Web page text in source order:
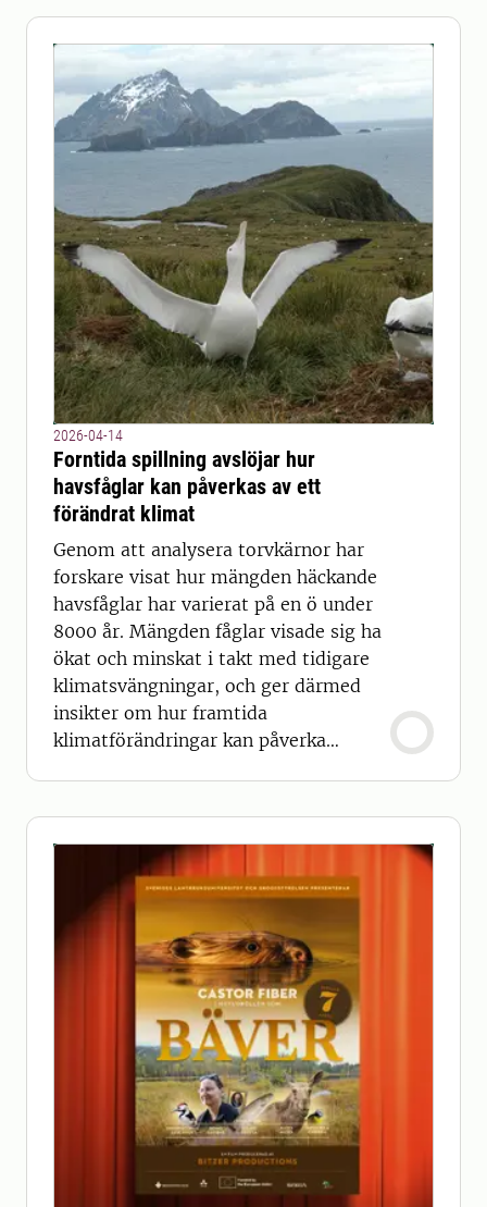
2026-04-14
Forntida spillning avslöjar hur
havsfåglar kan påverkas av ett
förändrat klimat
Genom att analysera torvkärnor har
forskare visat hur mängden häckande
havsfåglar har varierat på en ö under
8000 år. Mängden fåglar visade sig ha
ökat och minskat i takt med tidigare
klimatsvängningar, och ger därmed
insikter om hur framtida
klimatförändringar kan påverka